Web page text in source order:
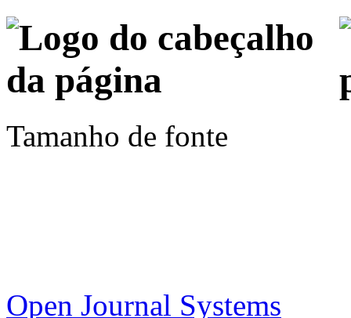
Tamanho de fonte
Open Journal Systems